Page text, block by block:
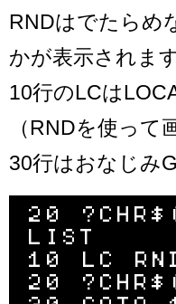
RNDはでたらめ
かが表示されま
10行のLCは
（RNDを使って
30行はおなじみ
20
LIST
10 LC
20